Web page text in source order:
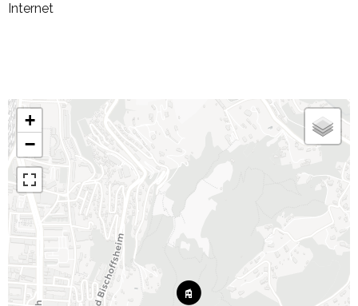
Internet
+
−